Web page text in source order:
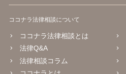
ココナラ法律相談について
ココナラ法律相談とは
法律Q&A
法律相談コラム